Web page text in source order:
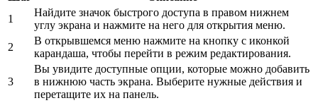
1
Найдите значок быстрого доступа в правом нижнем
углу экрана и нажмите на него для открытия меню.
2
В открывшемся меню нажмите на кнопку с иконкой
карандаша, чтобы перейти в режим редактирования.
3
Вы увидите доступные опции, которые можно добавить
в нижнюю часть экрана. Выберите нужные действия и
перетащите их на панель.